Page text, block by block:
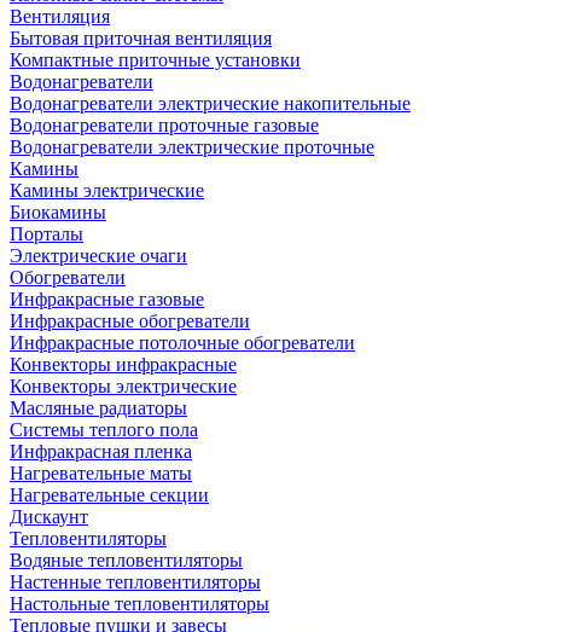
Вентиляция
Бытовая приточная вентиляция
Компактные приточные установки
Водонагреватели
Водонагреватели электрические накопительные
Водонагреватели проточные газовые
Водонагреватели электрические проточные
Камины
Камины электрические
Биокамины
Порталы
Электрические очаги
Обогреватели
Инфракрасные газовые
Инфракрасные обогреватели
Инфракрасные потолочные обогреватели
Конвекторы инфракрасные
Конвекторы электрические
Масляные радиаторы
Системы теплого пола
Инфракрасная пленка
Нагревательные маты
Нагревательные секции
Дискаунт
Тепловентиляторы
Водяные тепловентиляторы
Настенные тепловентиляторы
Настольные тепловентиляторы
Тепловые пушки и завесы